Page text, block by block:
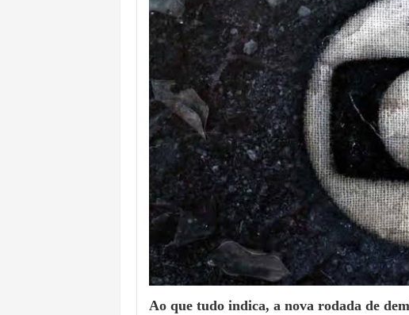
Ao que tudo indica, a nova rodada de